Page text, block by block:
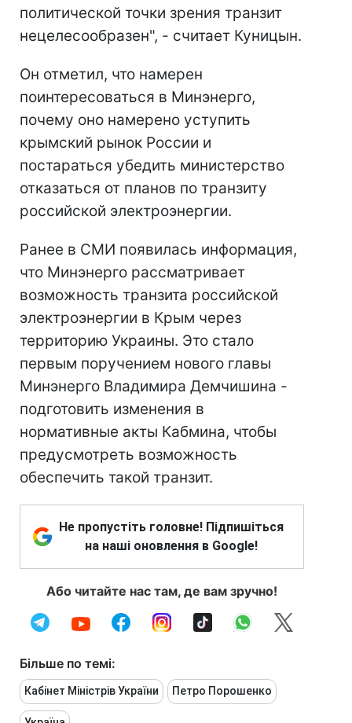
политической точки зрения транзит
нецелесообразен", - считает Куницын.
Он отметил, что намерен
поинтересоваться в Минэнерго,
почему оно намерено уступить
крымский рынок России и
постараться убедить министерство
отказаться от планов по транзиту
российской электроэнергии.
Ранее в СМИ появилась информация,
что Минэнерго рассматривает
возможность транзита российской
электроэнергии в Крым через
территорию Украины. Это стало
первым поручением нового главы
Минэнерго Владимира Демчишина -
подготовить изменения в
нормативные акты Кабмина, чтобы
предусмотреть возможность
обеспечить такой транзит.
Не пропустіть головне! Підпишіться
на наші оновлення в Google!
Або читайте нас там, де вам зручно!
Більше по темі:
Кабінет Міністрів України Петро Порошенко